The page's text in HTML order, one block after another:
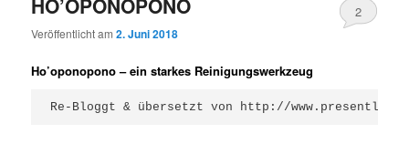
Veröffentlicht am2. Juni 2018
2
Ho’oponopono – ein starkes Reinigungswerkzeug
Re-Bloggt & übersetzt von http://